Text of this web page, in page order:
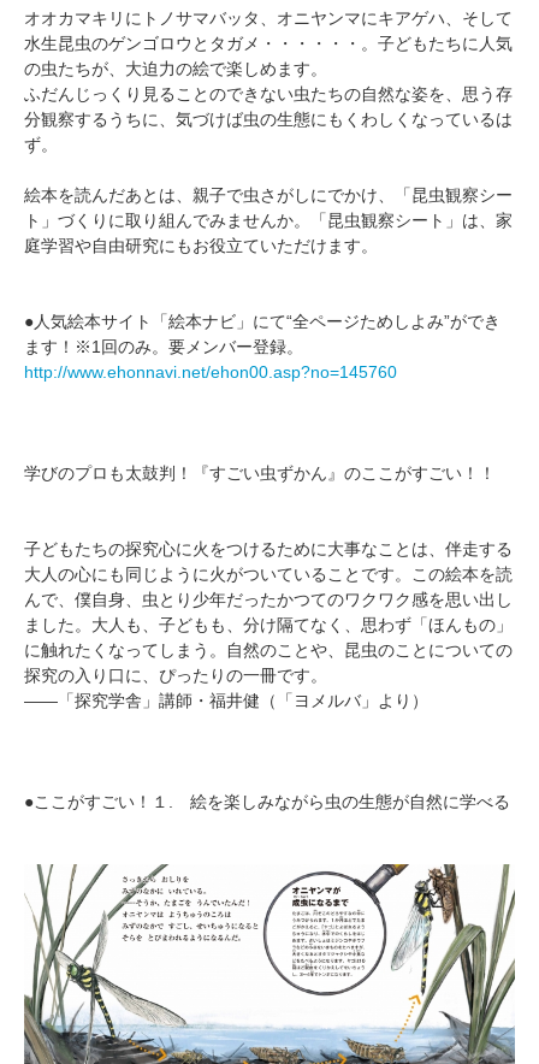
オオカマキリにトノサマバッタ、オニヤンマにキアゲハ、そして
水生昆虫のゲンゴロウとタガメ・・・・・・。子どもたちに人気
の虫たちが、大迫力の絵で楽しめます。
ふだんじっくり見ることのできない虫たちの自然な姿を、思う存
分観察するうちに、気づけば虫の生態にもくわしくなっているは
ず。
絵本を読んだあとは、親子で虫さがしにでかけ、「昆虫観察シー
ト」づくりに取り組んでみませんか。「昆虫観察シート」は、家
庭学習や自由研究にもお役立ていただけます。
●人気絵本サイト「絵本ナビ」にて“全ページためしよみ”ができ
ます！※1回のみ。要メンバー登録。
http://www.ehonnavi.net/ehon00.asp?no=145760
学びのプロも太鼓判！『すごい虫ずかん』のここがすごい！！
子どもたちの探究心に火をつけるために大事なことは、伴走する
大人の心にも同じように火がついていることです。この絵本を読
んで、僕自身、虫とり少年だったかつてのワクワク感を思い出し
ました。大人も、子どもも、分け隔てなく、思わず「ほんもの」
に触れたくなってしまう。自然のことや、昆虫のことについての
探究の入り口に、ぴったりの一冊です。
――「探究学舎」講師・福井健（「ヨメルバ」より）
●ここがすごい！１. 絵を楽しみながら虫の生態が自然に学べる